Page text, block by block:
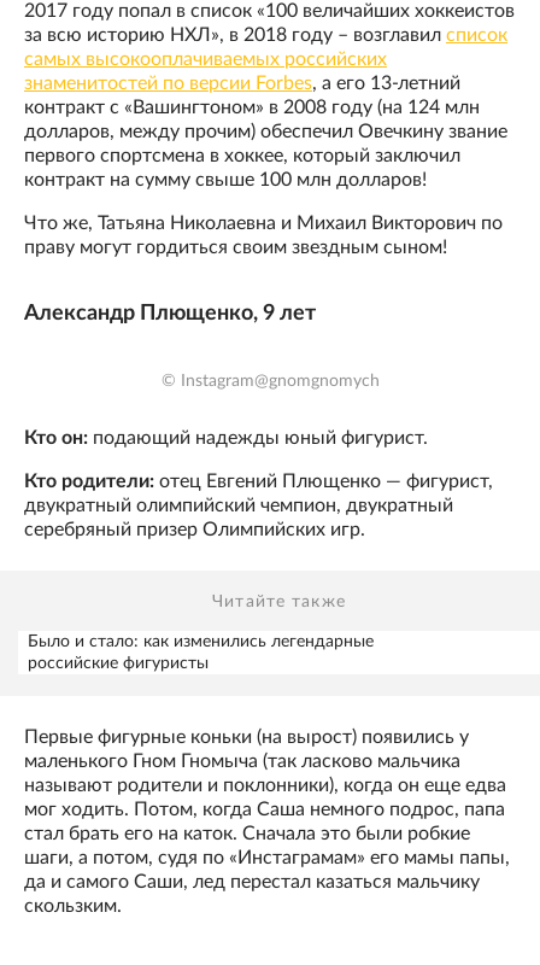
2017 году попал в список «100 величайших хоккеистов
за всю историю НХЛ», в 2018 году – возглавил список
самых высокооплачиваемых российских
знаменитостей по версии Forbes, а его 13-летний
контракт с «Вашингтоном» в 2008 году (на 124 млн
долларов, между прочим) обеспечил Овечкину звание
первого спортсмена в хоккее, который заключил
контракт на сумму свыше 100 млн долларов!
Что же, Татьяна Николаевна и Михаил Викторович по
праву могут гордиться своим звездным сыном!
Александр Плющенко, 9 лет
© Instagram@gnomgnomych
Кто он: подающий надежды юный фигурист.
Кто родители: отец Евгений Плющенко — фигурист,
двукратный олимпийский чемпион, двукратный
серебряный призер Олимпийских игр.
Читайте также
Было и стало: как изменились легендарные
российские фигуристы
Первые фигурные коньки (на вырост) появились у
маленького Гном Гномыча (так ласково мальчика
называют родители и поклонники), когда он еще едва
мог ходить. Потом, когда Саша немного подрос, папа
стал брать его на каток. Сначала это были робкие
шаги, а потом, судя по «Инстаграмам» его мамы папы,
да и самого Саши, лед перестал казаться мальчику
скользким.